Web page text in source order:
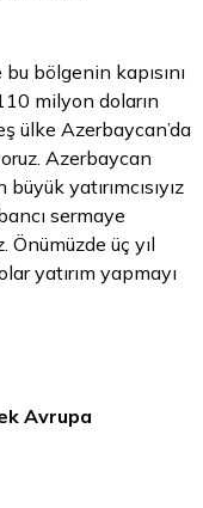
bölgenin kapısını
milyon doların
ülke Azerbaycan’da
Azerbaycan
yatırımcısıyız
sermaye
Önümüzde üç yıl
yatırım yapmayı
Avrupa